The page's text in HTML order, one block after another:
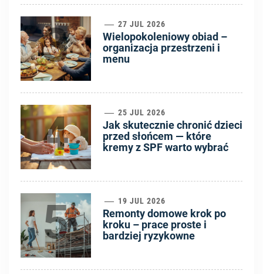
3 27 JUL 2026
Wielopokoleniowy obiad –
organizacja przestrzeni i
menu
4 25 JUL 2026
Jak skutecznie chronić dzieci
przed słońcem — które
kremy z SPF warto wybrać
5 19 JUL 2026
Remonty domowe krok po
kroku – prace proste i
bardziej ryzykowne